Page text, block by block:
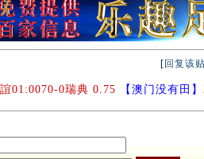
[ 回复该
01:0070-0瑞典 0.75 【澳门没有田